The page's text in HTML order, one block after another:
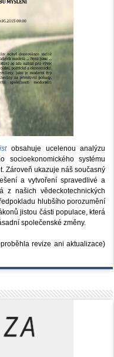
obsahuje ucelenou analýzu
socioekonomického systému
Zároveň ukazuje náš současný
a vytvoření spravedlivé a
z našich vědeckotechnických
hlubšího porozumění
jistou části populace, která
společenské změny.
revize ani aktualizace)